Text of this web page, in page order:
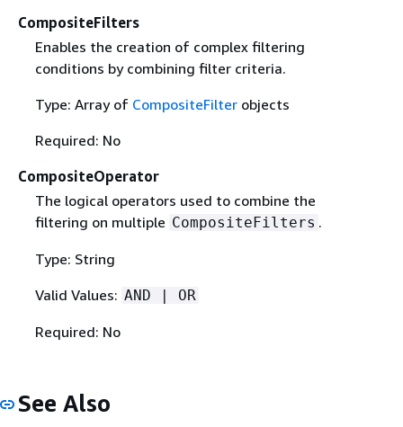
CompositeFilters
Enables the creation of complex filtering
conditions by combining filter criteria.
Type: Array of CompositeFilterobjects
Required: No
CompositeOperator
The logical operators used to combine the
filtering on multiple CompositeFilters .
Type: String
Valid Values: AND | OR
Required: No
See Also